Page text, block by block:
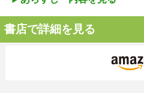
書店で詳細を見る